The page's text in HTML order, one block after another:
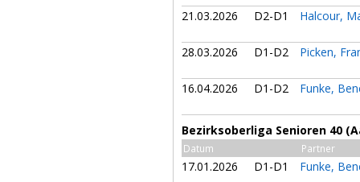
21.03.2026 D2-D1 Halcour,
28.03.2026 D1-D2 Picken,
16.04.2026 D1-D2 Funke,
Bezirksoberliga Senioren 40
Datum Partner
17.01.2026 D1-D1 Funke,